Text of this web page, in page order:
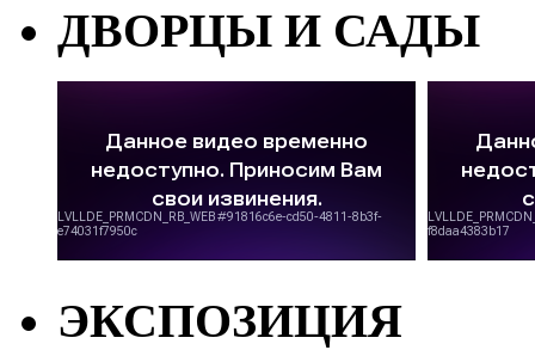
ДВОРЦЫ И САДЫ
ЭКСПОЗИЦИЯ